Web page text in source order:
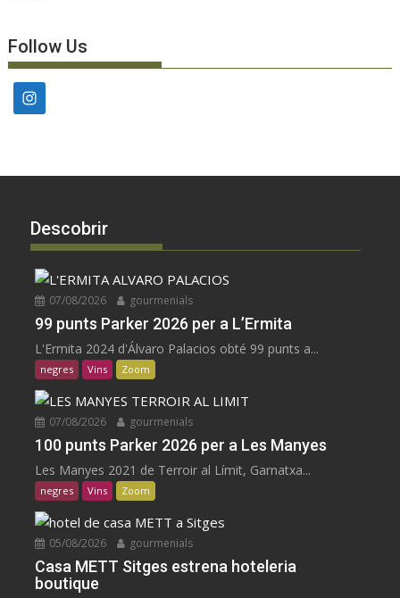
Follow Us
Descobrir
07/08/2026 gourmenials
99 punts Parker 2026 per a L’Ermita
L'Ermita 2024 d'Álvaro Palacios obté 99 punts a...
negres Vins Zoom
07/08/2026 gourmenials
100 punts Parker 2026 per a Les Manyes
Les Manyes 2021 de Terroir al Límit, Garnatxa...
negres Vins Zoom
05/08/2026 gourmenials
Casa METT Sitges estrena hoteleria
boutique